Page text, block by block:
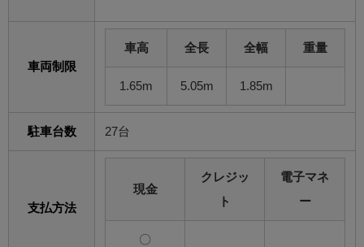
車両制限
車高 全長 全幅 重量
1.65m 5.05m 1.85m
駐車台数 27台
支払方法
現金
クレジッ
ト
電子マネ
ー
〇